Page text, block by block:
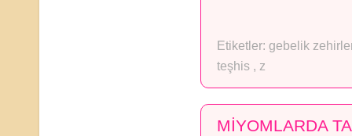
Etiketler: gebelik
teşhis , z
MİYOMLARDA